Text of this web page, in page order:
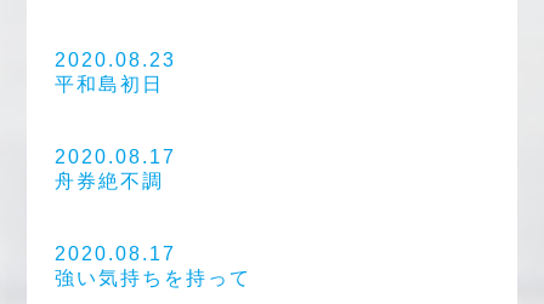
2020.08.23
平和島初日
2020.08.17
舟券絶不調
2020.08.17
強い気持ちを持って